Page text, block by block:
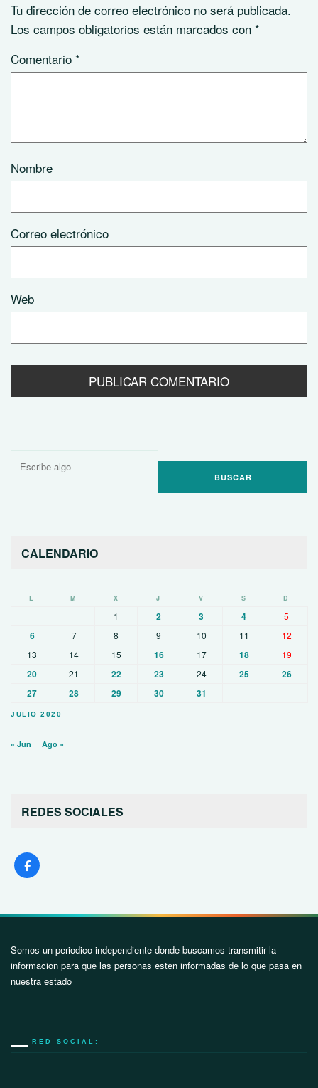
Tu dirección de correo electrónico no será publicada.
Los campos obligatorios están marcados con *
Comentario *
Nombre
Correo electrónico
Web
Buscar
CALENDARIO
JULIO 2020
L M X J V S D
1 2 3 4 5
6 7 8 9 10 11
12
13
14 15 16 17 18 19
20 21 22 23 24 25
26
27
28 29 30 31
« Jun Ago »
REDES SOCIALES
Somos un periodico independiente donde buscamos transmitir la
informacion para que las personas esten informadas de lo que pasa en
nuestra estado
RED SOCIAL: